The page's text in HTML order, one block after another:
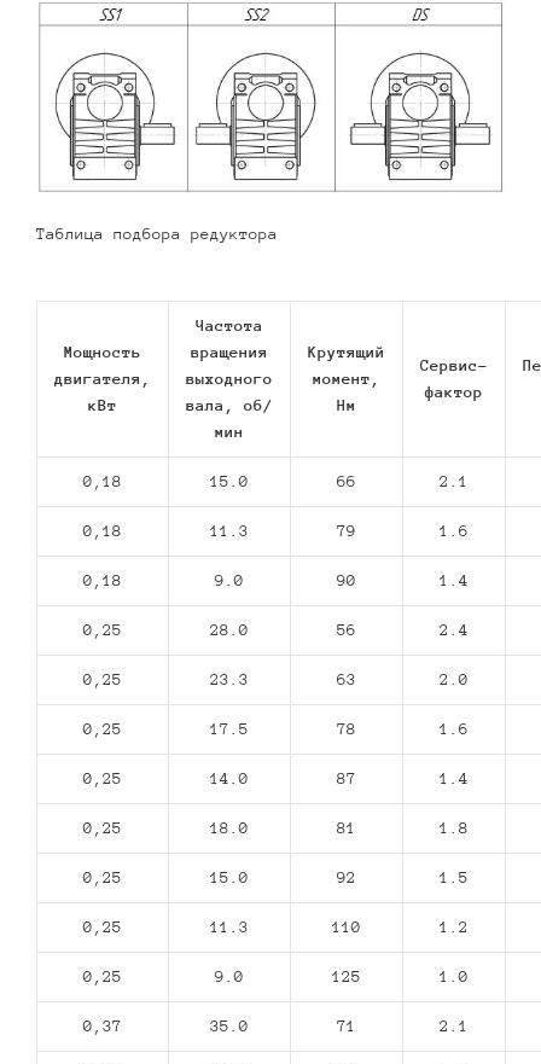
Таблица подбора редуктора
Мощность
двигателя,
кВт
Частота
вращения
выходного
вала, об/
мин
Крутящий
момент,
Нм
Сервис-
фактор
0,18 15.0 66 2.1
0,18 11.3 79 1.6
0,18 9.0 90 1.4
0,25 28.0 56 2.4
0,25 23.3 63 2.0
0,25 17.5 78 1.6
0,25 14.0 87 1.4
0,25 18.0 81 1.8
0,25 15.0 92 1.5
0,25 11.3 110 1.2
0,25 9.0 125 1.0
0,37 35.0 71 2.1